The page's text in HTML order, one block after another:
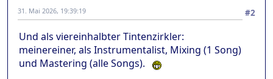
#2
31. Mai 2026, 19:39:19
Und als viereinhalbter Tintenzirkler:
meinereiner, als Instrumentalist, Mixing (1 Song)
und Mastering (alle Songs).